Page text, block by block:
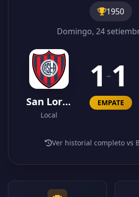
1950
Domingo, 24
San Lorenzo
Local
1 -1
EMPATE
Ver historial completo vs